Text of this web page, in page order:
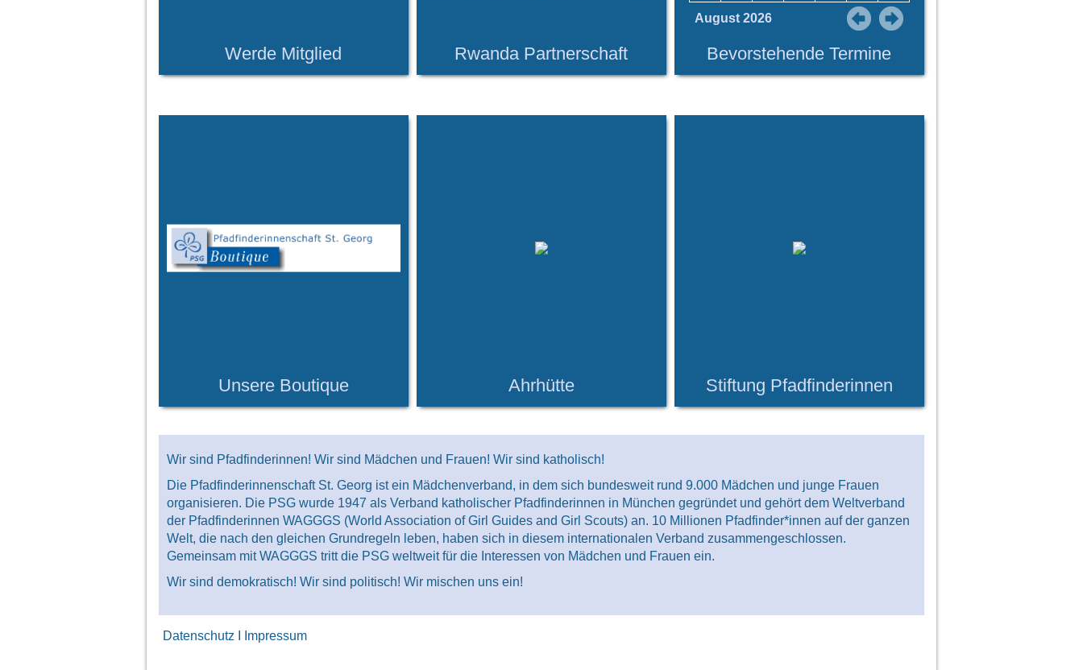
Werde Mitglied Rwanda Partnerschaft
August 2026
Bevorstehende Termine
Unsere Boutique Ahrhütte Stiftung Pfadfinderinnen
Wir sind Pfadfinderinnen! Wir sind Mädchen und Frauen! Wir sind katholisch!
Die Pfadfinderinnenschaft St. Georg ist ein Mädchenverband, in dem sich bundesweit rund 9.000 Mädchen und junge Frauen
organisieren. Die PSG wurde 1947 als Verband katholischer Pfadfinderinnen in München gegründet und gehört dem Weltverband
der Pfadfinderinnen WAGGGS (World Association of Girl Guides and Girl Scouts) an. 10 Millionen Pfadfinder*innen auf der ganzen
Welt, die nach den gleichen Grundregeln leben, haben sich in diesem internationalen Verband zusammengeschlossen.
Gemeinsam mit WAGGGS tritt die PSG weltweit für die Interessen von Mädchen und Frauen ein.
Wir sind demokratisch! Wir sind politisch! Wir mischen uns ein!
Datenschutz Impressum